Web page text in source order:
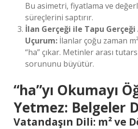
Bu asimetri, fiyatlama ve
süreçlerini saptırır.
İlan Gerçeği ile Tapu Gerçeği
Uçurum: İlanlar çoğu zaman
“ha” çıkar. Metinler arası
sorununu büyütür.
“ha”yı Okumayı
Yetmez: Belgeler
Vatandaşın Dili: m² ve